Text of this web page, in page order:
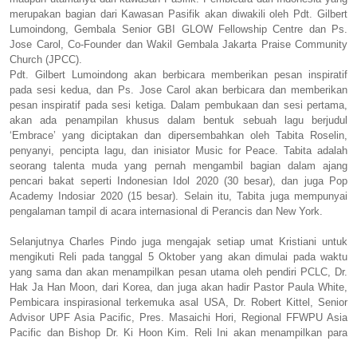
merupakan bagian dari Kawasan Pasifik akan diwakili oleh Pdt. Gilbert
Lumoindong, Gembala Senior GBI GLOW Fellowship Centre dan Ps.
Jose Carol, Co-Founder dan Wakil Gembala Jakarta Praise Community
Church (JPCC).
Pdt. Gilbert Lumoindong akan berbicara memberikan pesan inspiratif
pada sesi kedua, dan Ps. Jose Carol akan berbicara dan memberikan
pesan inspiratif pada sesi ketiga. Dalam pembukaan dan sesi pertama,
akan ada penampilan khusus dalam bentuk sebuah lagu berjudul
‘Embrace’ yang diciptakan dan dipersembahkan oleh Tabita Roselin,
penyanyi, pencipta lagu, dan inisiator Music for Peace. Tabita adalah
seorang talenta muda yang pernah mengambil bagian dalam ajang
pencari bakat seperti Indonesian Idol 2020 (30 besar), dan juga Pop
Academy Indosiar 2020 (15 besar). Selain itu, Tabita juga mempunyai
pengalaman tampil di acara internasional di Perancis dan New York.
Selanjutnya Charles Pindo juga mengajak setiap umat Kristiani untuk
mengikuti Reli pada tanggal 5 Oktober yang akan dimulai pada waktu
yang sama dan akan menampilkan pesan utama oleh pendiri PCLC, Dr.
Hak Ja Han Moon, dari Korea, dan juga akan hadir Pastor Paula White,
Pembicara inspirasional terkemuka asal USA, Dr. Robert Kittel, Senior
Advisor UPF Asia Pacific, Pres. Masaichi Hori, Regional FFWPU Asia
Pacific dan Bishop Dr. Ki Hoon Kim. Reli Ini akan menampilkan para